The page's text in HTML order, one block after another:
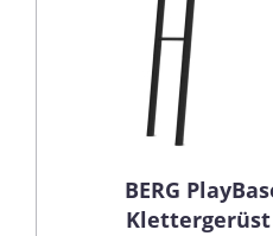
BERG
Klettergerüst